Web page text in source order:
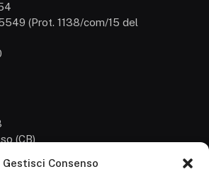
Gestisci Consenso
(Prot. 1138/com/15 del
(CB)